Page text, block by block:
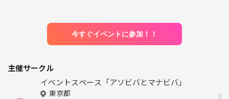
今すぐイベントに参加！！
主催サークル
イベントスペース「アソビバとマナビバ」
東京都